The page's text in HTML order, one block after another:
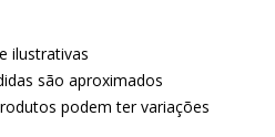
ilustrativas
são aproximados
podem ter variações